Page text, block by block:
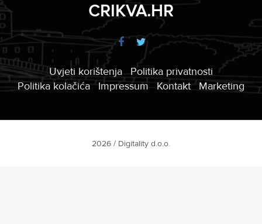
CRIKVA.HR
Uvjeti korištenja
Politika privatnosti
Politika kolačića
Impressum Kontakt Marketing
2026 / Digitality d.o.o.